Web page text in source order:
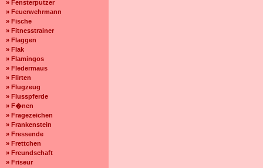
» Fensterputzer
» Feuerwehrmann
» Fische
» Fitnesstrainer
» Flaggen
» Flak
» Flamingos
» Fledermaus
» Flirten
» Flugzeug
» Flusspferde
» F�nen
» Fragezeichen
» Frankenstein
» Fressende
» Frettchen
» Freundschaft
» Friseur